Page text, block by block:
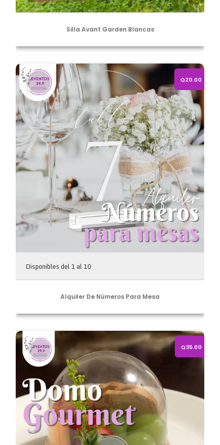
Silla Avant Garden Blancas
Alquiler de números para mesa
Disponibles del 1 al 10
Alquiler De Números Para Mesa
Q20.00
Domo Gourmet
Q35.00